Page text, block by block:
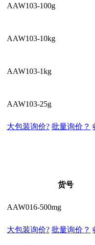
AAW103-100g
AAW103-10kg
AAW103-1kg
AAW103-25g
大包装询价? 批量询价？
货号
AAW016-500mg
大包装询价? 批量询价？